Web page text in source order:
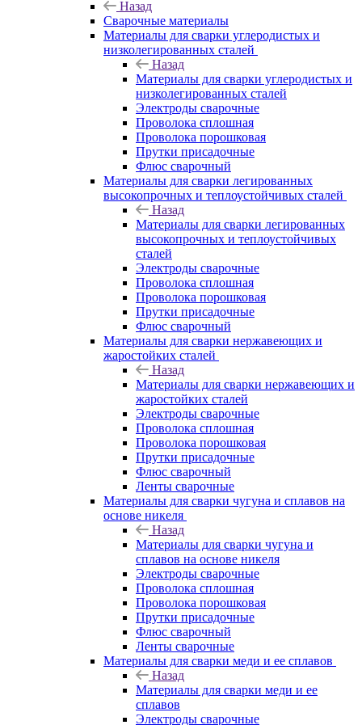
Назад
Сварочные материалы
Материалы для сварки углеродистых и
низколегированных сталей
Назад
Материалы для сварки углеродистых и
низколегированных сталей
Электроды сварочные
Проволока сплошная
Проволока порошковая
Прутки присадочные
Флюс сварочный
Материалы для сварки легированных
высокопрочных и теплоустойчивых сталей
Назад
Материалы для сварки легированных
высокопрочных и теплоустойчивых
сталей
Электроды сварочные
Проволока сплошная
Проволока порошковая
Прутки присадочные
Флюс сварочный
Материалы для сварки нержавеющих и
жаростойких сталей
Назад
Материалы для сварки нержавеющих и
жаростойких сталей
Электроды сварочные
Проволока сплошная
Проволока порошковая
Прутки присадочные
Флюс сварочный
Ленты сварочные
Материалы для сварки чугуна и сплавов на
основе никеля
Назад
Материалы для сварки чугуна и
сплавов на основе никеля
Электроды сварочные
Проволока сплошная
Проволока порошковая
Прутки присадочные
Флюс сварочный
Ленты сварочные
Материалы для сварки меди и ее сплавов
Назад
Материалы для сварки меди и ее
сплавов
Электроды сварочные